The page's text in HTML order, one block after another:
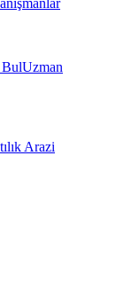
BulUzman
Arazi